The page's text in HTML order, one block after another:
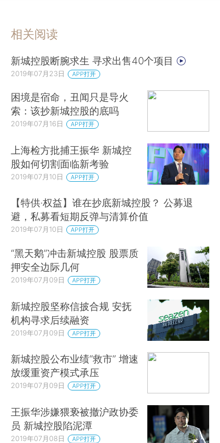
相关阅读
新城控股断腕求生 寻求出售40个项目
2019年07月23日 APP打开
困境是宿命，丑闻只是导火
索：该抄新城控股的底吗
2019年07月16日 APP打开
上海检方批捕王振华 新城控
股如何切割面临新考验
2019年07月10日 APP打开
【特供·权益】谁在抄底新城控股？ 公募退
避，私募看短期反弹与清算价值
2019年07月10日 APP打开
“黑天鹅”冲击新城控股 股票质
押安全边际几何
2019年07月09日 APP打开
新城控股坚称信披合规 安抚
机构寻求后续融资
2019年07月09日 APP打开
新城控股公布业绩“救市” 增速
放缓重资产模式承压
2019年07月09日 APP打开
王振华涉嫌猥亵被撤沪政协委
员 新城控股陷泥潭
2019年07月08日 APP打开